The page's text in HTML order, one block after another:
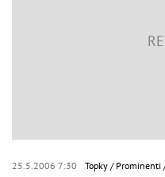
25.5.2006 7:30 Topky Prominenti